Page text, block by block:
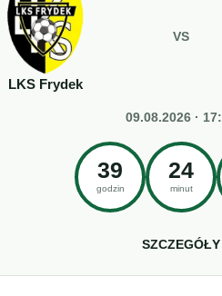
LKS Frydek
VS
09.08.2026 ·
39
godzin
24
minut
SZCZEGÓŁY